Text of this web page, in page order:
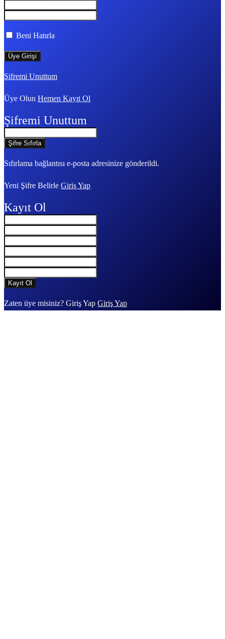
Beni Hatırla
Şifremi Unuttum
Üye Olun Hemen Kayıt Ol
Şifremi Unuttum
Sıfırlama bağlantısı e-posta adresinize gönderildi.
Yeni Şifre Belirle Giriş Yap
Kayıt Ol
Zaten üye misiniz? Giriş Yap Giriş Yap